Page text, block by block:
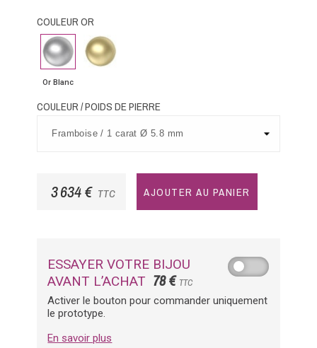
COULEUR OR
Or
Blanc
Or Blanc
Or
Jaune
COULEUR / POIDS DE PIERRE
3 634 € TTC AJOUTER AU PANIER
ESSAYER VOTRE BIJOU
AVANT L’ACHAT 78 € TTC
Activer le bouton pour commander uniquement
le prototype.
En savoir plus